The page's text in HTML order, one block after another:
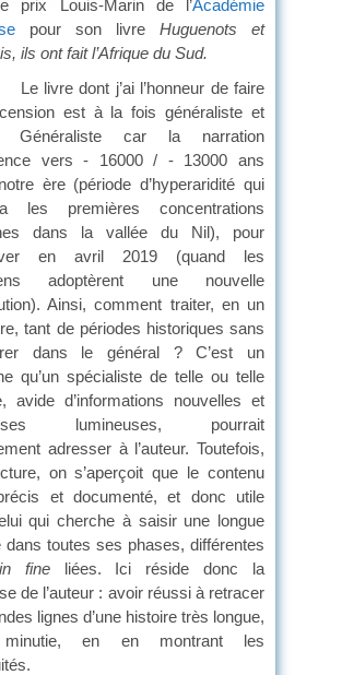
prix Louis-Marin de l’Académie
pour son livre Huguenots et
ils ont fait l’Afrique du Sud.
dont j’ai l’honneur de faire
est à la fois généraliste et
Généraliste car la narration
vers - 16000 / - 13000 ans
ère (période d’hyperaridité qui
les premières concentrations
dans la vallée du Nil), pour
en avril 2019 (quand les
adoptèrent une nouvelle
Ainsi, comment traiter, en un
tant de périodes historiques sans
dans le général ? C’est un
qu’un spécialiste de telle ou telle
avide d’informations nouvelles et
lumineuses, pourrait
adresser à l’auteur. Toutefois,
on s’aperçoit que le contenu
et documenté, et donc utile
qui cherche à saisir une longue
dans toutes ses phases, différentes
in fineliées. Ici réside donc la
de l’auteur : avoir réussi à retracer
lignes d’une histoire très longue,
en en montrant les